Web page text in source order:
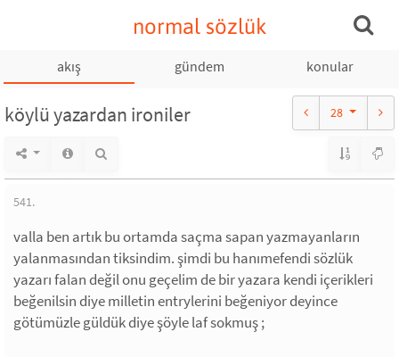
normal sözlük
akış gündem konular
köylü yazardan ironiler 28
541.
valla ben artık bu ortamda saçma sapan yazmayanların
yalanmasından tiksindim. şimdi bu hanımefendi sözlük
yazarı falan değil onu geçelim de bir yazara kendi içerikleri
beğenilsin diye milletin entrylerini beğeniyor deyince
götümüzle güldük diye şöyle laf sokmuş ;